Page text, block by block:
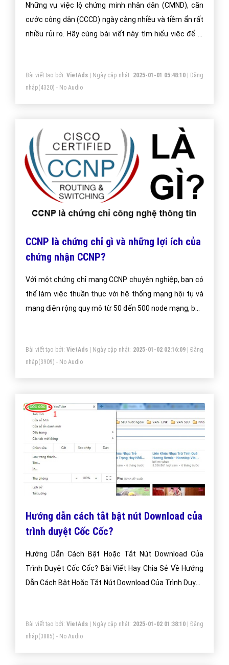
Những vụ việc lộ chứng minh nhân dân (CMND), căn
cước công dân (CCCD) ngày càng nhiều và tiềm ẩn rất
nhiều rủi ro. Hãy cùng bài viết này tìm hiểu việc để lộ
Bài viết tạo bởi: VietAds| Ngày cập nhật: 2025-01-01 05:48:10|Đăng
nhập(4320) - No Audio
CCNP là chứng chỉ gì và những lợi ích của
chứng nhận CCNP?
Với một chứng chỉ mạng CCNP chuyên nghiệp, bạn có
thể làm việc thuần thục với hệ thống mạng hội tụ và
mạng diện rộng quy mô từ 50 đến 500 node mạng, bao
chuyển mạch cũng như tích hợp các ứng dụng khác
vào mạng như thoại, wireless và bảo mật.
Bài viết tạo bởi: VietAds| Ngày cập nhật: 2025-01-02 02:16:09|Đăng
nhập(3909) - No Audio
Hướng dẫn cách tắt bật nút Download của
trình duyệt Cốc Cốc?
Hướng Dẫn Cách Bật Hoặc Tắt Nút Download Của
Trình Duyệt Cốc Cốc? Bài Viết Hay Chia Sẻ Về Hướng
Dẫn Cách Bật Hoặc Tắt Nút Download Của Trình Duyệt
Bài viết tạo bởi: VietAds| Ngày cập nhật: 2025-01-02 01:38:10|Đăng
nhập(3885) - No Audio